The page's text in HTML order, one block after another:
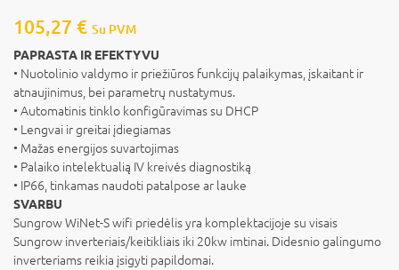
105,27 € Su PVM
PAPRASTA IR EFEKTYVU
• Nuotolinio valdymo ir priežiūros funkcijų palaikymas, įskaitant ir
atnaujinimus, bei parametrų nustatymus.
• Automatinis tinklo konfigūravimas su DHCP
• Lengvai ir greitai įdiegiamas
• Mažas energijos suvartojimas
• Palaiko intelektualią IV kreivės diagnostiką
• IP66, tinkamas naudoti patalpose ar lauke
SVARBU
Sungrow WiNet-S wifi priedėlis yra komplektacijoje su visais
Sungrow inverteriais/keitikliais iki 20kw imtinai. Didesnio galingumo
inverteriams reikia įsigyti papildomai.